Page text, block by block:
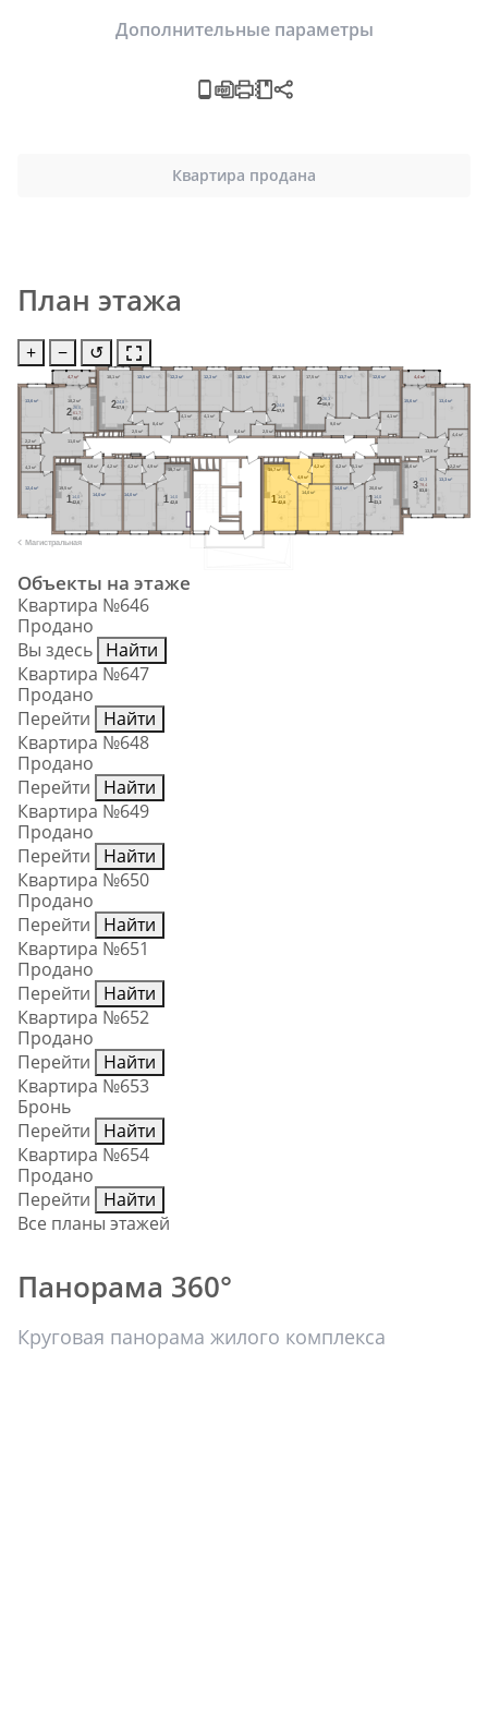
Дополнительные параметры
Квартира продана
План этажа
+ − ↺
19,7 м²
4,2 м²
14,0 м²
4,9 м²
19,5 м²
4,2 м²
14,0 м²
4,9 м²
13,6 м² 18,2 м²
11,0 м²
2,2 м²
4,3 м²
12,4 м²
18,1 м² 12,5 м² 12,3 м²
4,1 м²
8,4 м²
2,5 м²
18,1 м²
12,5 м²
12,3 м²
4,1 м²
8,4 м² 2,5 м²
19,7 м²
4,2 м²
14,0 м²
4,9 м²
20,0 м²
4,2 м²
14,0 м²
5,1 м²
17,5 м² 13,7 м² 12,6 м²
4,1 м²
9,0 м²
13,9 м²
15,6 м²
4,4 м²
13,4 м²
2,2 м²
16,6 м²
13,3 м²
4,7 м² 4,4 м²
114,0
42,8
114,0
42,6
2
26,0
61,7
66,4
224,8
57,9
224,8
57,9
226,3
56,9
3
42,3
79,4
83,8
114,0
43,3
1 14,0
42,8
Магистральная
Объекты на этаже
Квартира №646
Продано
Вы здесь Найти
Квартира №647
Продано
Перейти
Найти
Квартира №648
Продано
Перейти
Найти
Квартира №649
Продано
Перейти
Найти
Квартира №650
Продано
Перейти
Найти
Квартира №651
Продано
Перейти
Найти
Квартира №652
Продано
Перейти
Найти
Квартира №653
Бронь
Перейти
Найти
Квартира №654
Продано
Перейти
Найти
Все планы этажей
Панорама 360°
Круговая панорама жилого комплекса